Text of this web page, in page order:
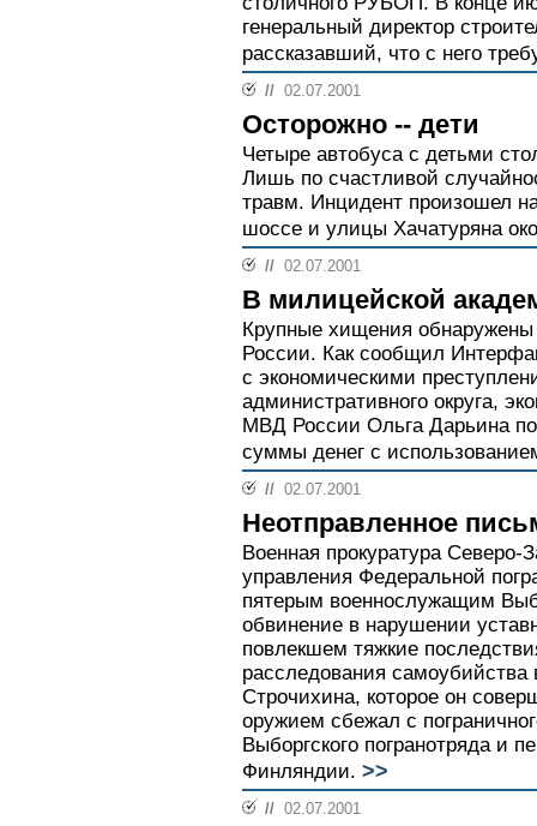
генеральный директор
рассказавший, что с него
// 02.07.2001
Осторожно -- дети
Четыре автобуса с детьми
Лишь по счастливой
травм. Инцидент произошел
шоссе и улицы Хачатуряна
// 02.07.2001
В милицейской
Крупные хищения
России. Как сообщил
с экономическими
административного округа,
МВД России Ольга Дарьина
суммы денег с
// 02.07.2001
Неотправленное
Военная прокуратура Северо-
управления Федеральной
пятерым военнослужащим
обвинение в нарушении
повлекшем тяжкие
расследования самоубийства
Строчихина, которое он
оружием сбежал с
Выборгского погранотряда и
Финляндии. >>
// 02.07.2001